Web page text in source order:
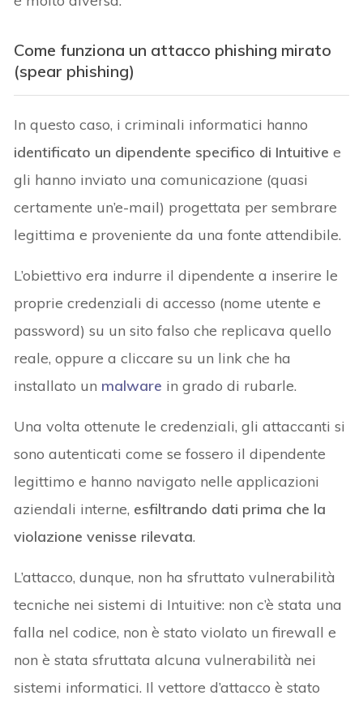
Come funziona un attacco phishing mirato
(spear phishing)
In questo caso, i criminali informatici hanno
identificato un dipendente specifico di Intuitive e
gli hanno inviato una comunicazione (quasi
certamente un’e-mail) progettata per sembrare
legittima e proveniente da una fonte attendibile.
L’obiettivo era indurre il dipendente a inserire le
proprie credenziali di accesso (nome utente e
password) su un sito falso che replicava quello
reale, oppure a cliccare su un link che ha
installato un malware in grado di rubarle.
Una volta ottenute le credenziali, gli attaccanti si
sono autenticati come se fossero il dipendente
legittimo e hanno navigato nelle applicazioni
aziendali interne, esfiltrando dati prima che la
violazione venisse rilevata.
L’attacco, dunque, non ha sfruttato vulnerabilità
tecniche nei sistemi di Intuitive: non c’è stata una
falla nel codice, non è stato violato un firewall e
non è stata sfruttata alcuna vulnerabilità nei
sistemi informatici. Il vettore d’attacco è stato